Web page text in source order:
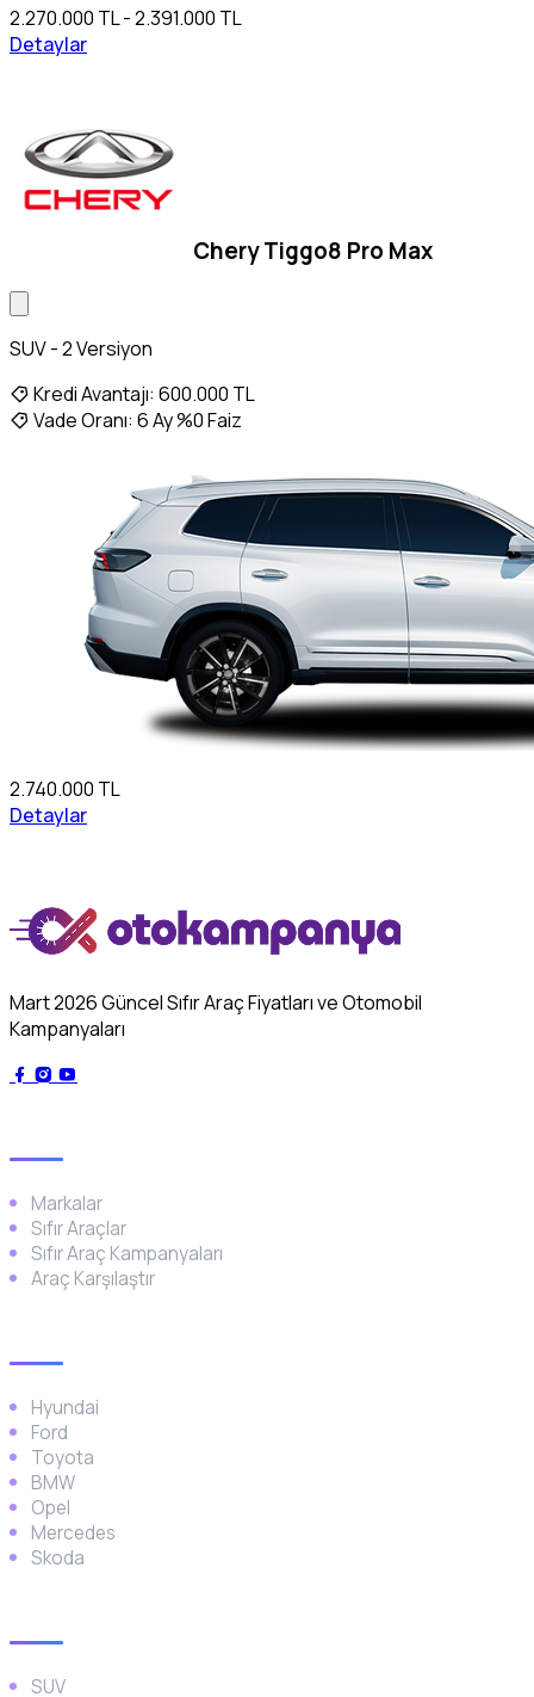
2.270.000 TL - 2.391.000 TL
Detaylar
Chery Tiggo8 Pro Max
SUV - 2 Versiyon
Kredi Avantajı: 600.000 TL
Vade Oranı: 6 Ay %0 Faiz
2.740.000 TL
Detaylar
Mart 2026 Güncel Sıfır Araç Fiyatları ve Otomobil
Kampanyaları
Markalar
Sıfır Araçlar
Sıfır Araç Kampanyaları
Araç Karşılaştır
Hyundai
Ford
Toyota
BMW
Opel
Mercedes
Skoda
SUV